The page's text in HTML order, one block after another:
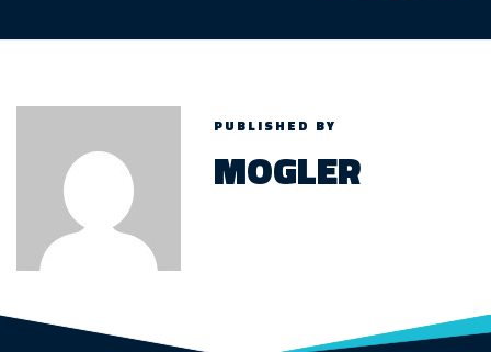
PUBLISHED BY
MOGLER